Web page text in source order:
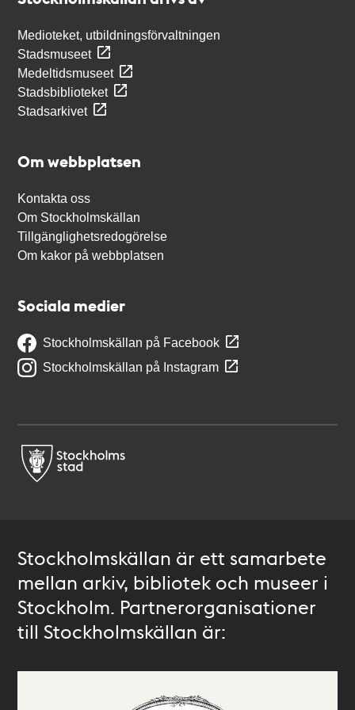
Medioteket, utbildningsförvaltningen
Stadsmuseet
Medeltidsmuseet
Stadsbiblioteket
Stadsarkivet
Om webbplatsen
Kontakta oss
Om Stockholmskällan
Tillgänglighetsredogörelse
Om kakor på webbplatsen
Sociala medier
Stockholmskällan på Facebook
Stockholmskällan på Instagram
Stockholmskällan är ett samarbete
mellan arkiv, bibliotek och museer i
Stockholm. Partnerorganisationer
till Stockholmskällan är: